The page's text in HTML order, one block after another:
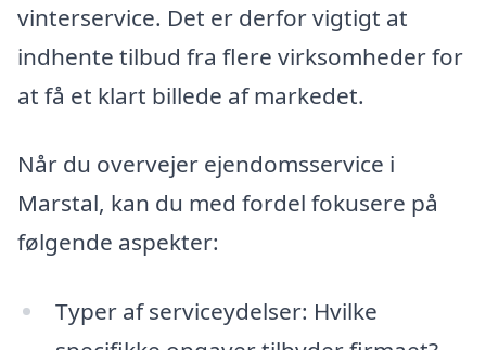
vinterservice. Det er derfor vigtigt at
indhente tilbud fra flere virksomheder for
at få et klart billede af markedet.
Når du overvejer ejendomsservice i
Marstal, kan du med fordel fokusere på
følgende aspekter:
Typer af serviceydelser: Hvilke